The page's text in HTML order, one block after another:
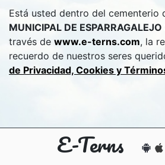
Está usted dentro del cementerio
MUNICIPAL DE
través de www.e-terns.com, la
recuerdo de nuestros seres
de Privacidad, Cookies y
E-Terns